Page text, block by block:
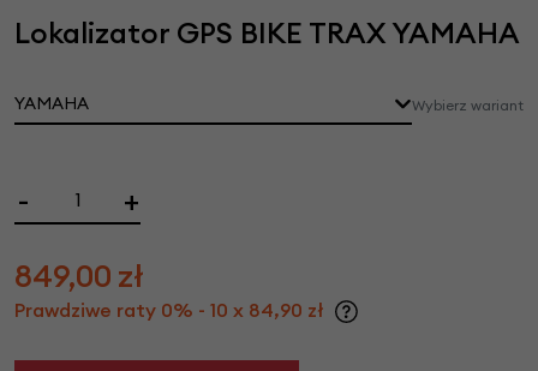
Lokalizator GPS BIKE TRAX YAMAHA
YAMAHA Wybierz wariant
- +
849,00 zł
Prawdziwe raty 0% - 10 x 84,90 zł